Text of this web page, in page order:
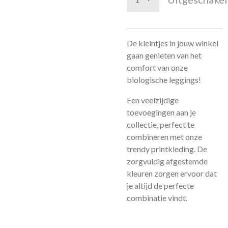
De kleintjes in jouw winkel
gaan genieten van het
comfort van onze
biologische leggings!
Een veelzijdige
toevoegingen aan je
collectie, perfect te
combineren met onze
trendy printkleding. De
zorgvuldig afgestemde
kleuren zorgen ervoor dat
je altijd de perfecte
combinatie vindt.